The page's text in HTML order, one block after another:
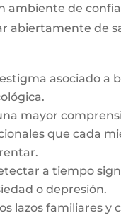
ambiente de
abiertamente de
asociado a
mayor
que cada
a tiempo
o depresión.
lazos familiares y